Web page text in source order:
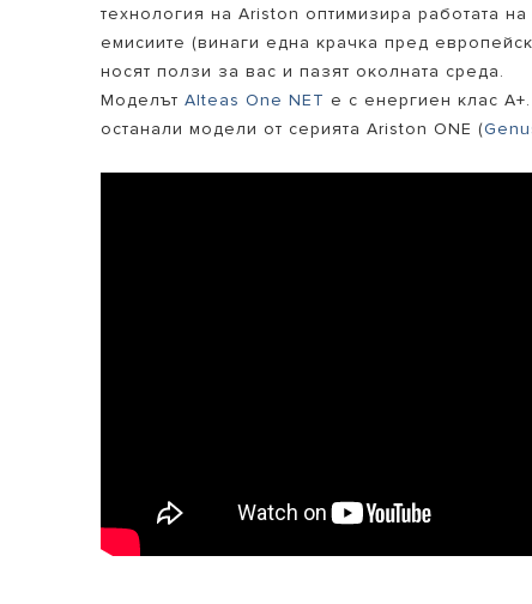
технология на Ariston оптимизира работата
емисиите (винаги една крачка пред
носят ползи за вас и пазят околната среда.
МоделътAlteas One NET е с енергиен клас
останали модели от серията Ariston ONE (